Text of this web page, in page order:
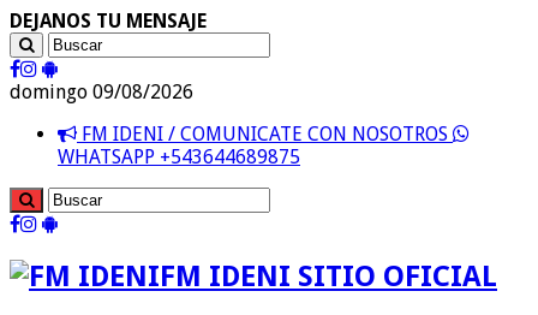
DEJANOS TU MENSAJE
domingo 09/08/2026
FM IDENI / COMUNICATE CON NOSOTROS
WHATSAPP +543644689875
FM IDENI SITIO OFICIAL